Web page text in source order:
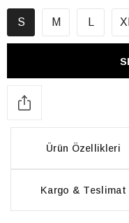
S M XL
Ürün Özellikleri
Kargo & Teslimat